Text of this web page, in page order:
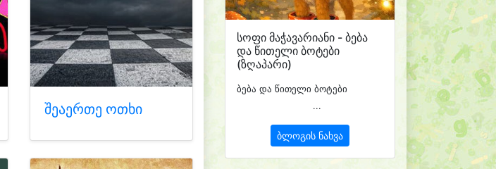
შეაერთე ოთხი
სოფი მაჭავარიანი - ბება
და წითელი ბოტები
(ზღაპარი)
ბება და წითელი ბოტები
...
ბლოგის ნახვა